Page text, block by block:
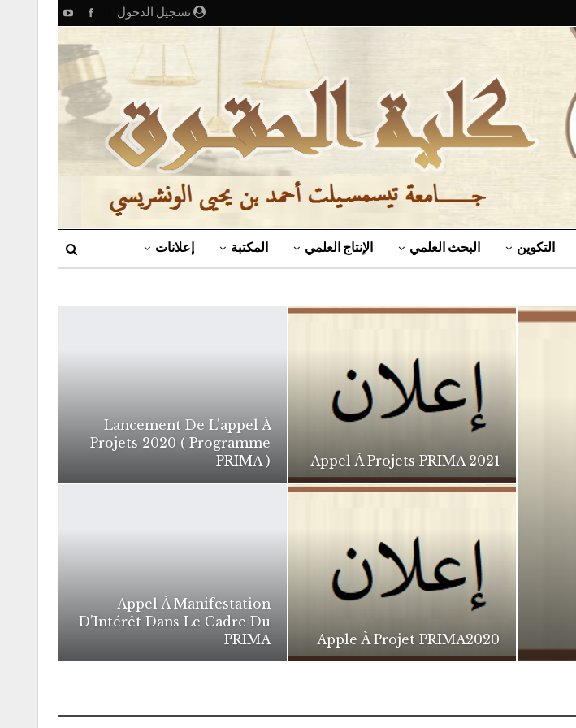
تسجيل الدخول
التكوين البحث العلمي الإنتاج العلمي المكتبة إعلانات
Appel À Projets PRIMA 2021
Lancement De L'appel À
Projets 2020 ( Programme
PRIMA )
Apple À Projet PRIMA2020
Appel À Manifestation
D’Intérêt Dans Le Cadre Du
PRIMA